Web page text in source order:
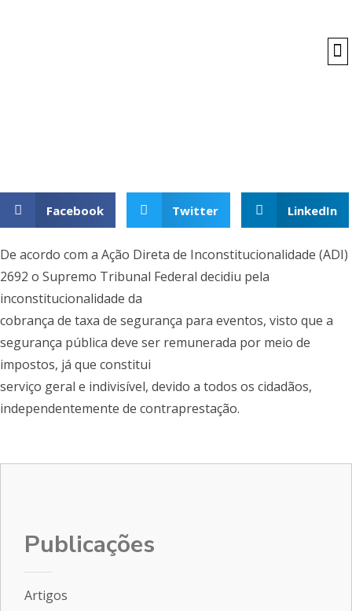
Facebook Twitter LinkedIn
De acordo com a Ação Direta de Inconstitucionalidade (ADI)
2692 o Supremo Tribunal Federal decidiu pela
inconstitucionalidade da
cobrança de taxa de segurança para eventos, visto que a
segurança pública deve ser remunerada por meio de
impostos, já que constitui
serviço geral e indivisível, devido a todos os cidadãos,
independentemente de contraprestação.
Publicações
Artigos